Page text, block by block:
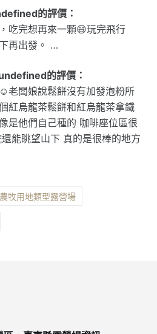
的評價：
吃完想再來一顆😄玩完飛行
再出發。 …
的評價：
老闆娘說鬆餅沒有加發泡粉所
紅烏龍茶鬆餅和紅烏龍茶拿鐵
是他們自己種的 咖啡座位區很
能眺望山下 真的是很棒的地方
牧用地類型露營場